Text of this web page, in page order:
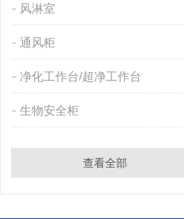
风淋室
通风柜
净化工作台/超净工作台
生物安全柜
查看全部